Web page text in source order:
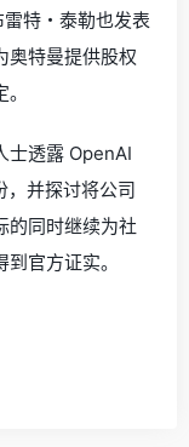
特・泰勒也发表
奥特曼提供股权
士透露 OpenAI
，并探讨将公司
的同时继续为社
官方证实。